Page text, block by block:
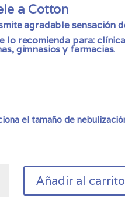
a Cotton
agradable sensación
lo recomienda para:
gimnasios y farmacias.
el tamaño de
Añadir al carrito